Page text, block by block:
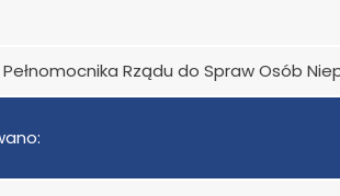
Rządu do Spraw Osób